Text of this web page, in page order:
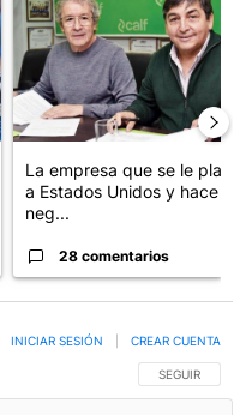
La empresa que se le plantó
a Estados Unidos y hace
neg...
28 comentarios
SIGA ESTA
SEGUIR
INICIAR SESIÓN CREAR CUENTA